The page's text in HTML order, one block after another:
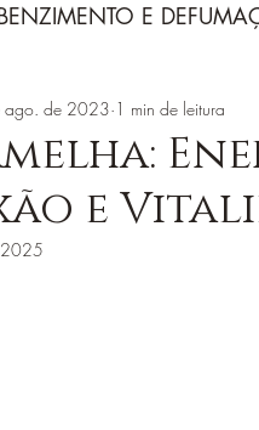
E
TAROT E
LOJA JUREMA
e
ago. de 2023 1 min de leitura